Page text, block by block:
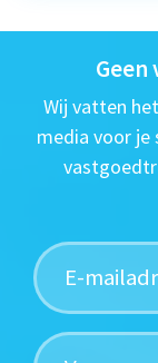
Geen
Wij vatten
media voor je